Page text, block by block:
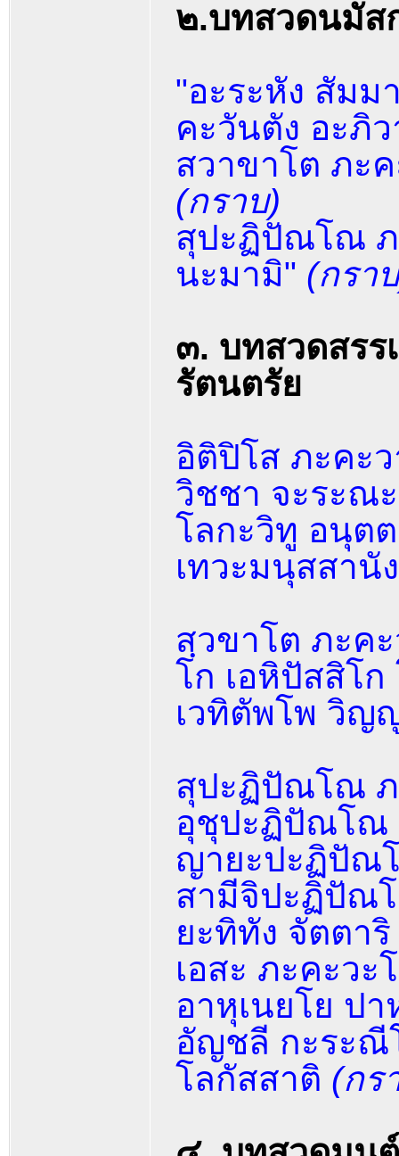
๒.บทสวดนมัส
"อะระหัง สัมม
คะวันตัง อะภิ
สวาขาโต ภะ
(กราบ)
สุปะฏิปัณโณ ภ
นะมามิ" (กรา
๓. บทสวดสรร
รัตนตรัย
อิติปิโส ภะคะ
วิชชา จะระณ
โลกะวิทู อนุต
เทวะมนุสสา
สฺวขาโต ภะค
โก เอหิปัสสิโ
เวทิตัพโพ วิ
สุปะฏิปัณโณ ภ
อุชุปะฏิปัณโณ
ญายะปะฏิปัณ
สามีจิปะฏิปัณ
ยะทิทัง จัตตา
เอสะ ภะคะวะ
อาหุเนยโย ป
อัญชลี กะระณี
โลกัสสาติ (กร